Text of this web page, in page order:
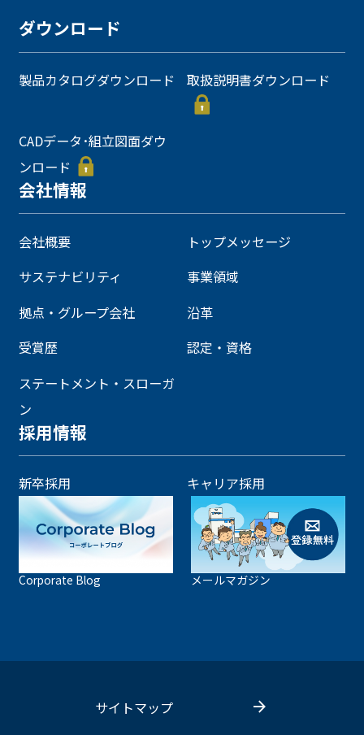
ダウンロード
製品カタログダウンロード 取扱説明書ダウンロード
CADデータ･組立図面ダウ
ンロード
会社情報
会社概要
トップメッセージ
サステナビリティ
事業領域
拠点・グループ会社
沿革
受賞歴
認定・資格
ステートメント・スローガ
ン
採用情報
新卒採用 キャリア採用
Corporate Blog メールマガジン
サイトマップ